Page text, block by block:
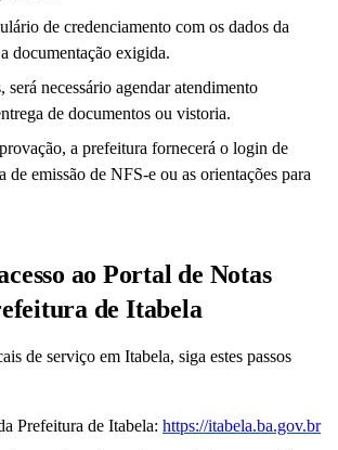
de credenciamento com os dados da
documentação exigida.
será necessário agendar atendimento
de documentos ou vistoria.
a prefeitura fornecerá o login de
de emissão de NFS-e ou as orientações para
ao Portal de Notas
de Itabela
de serviço em Itabela, siga estes passos
Prefeitura de Itabela: https://itabela.ba.gov.br